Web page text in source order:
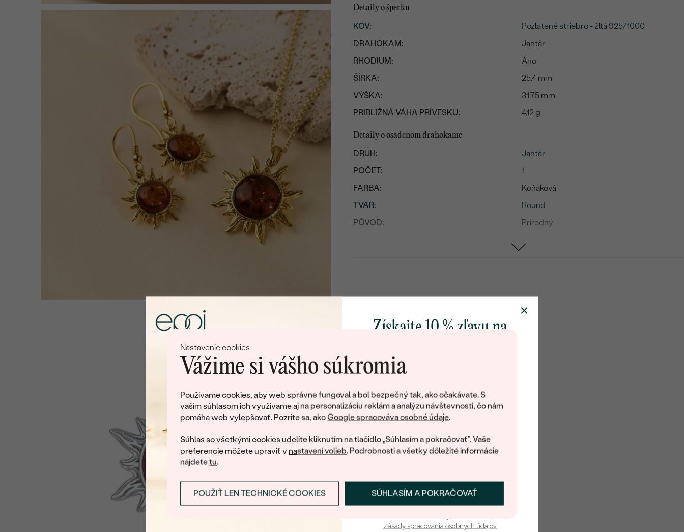
Nastavenie cookies
Vážime si vášho súkromia
Používame cookies, aby web správne fungoval a bol bezpečný tak, ako očakávate. S
vaším súhlasom ich využívame aj na personalizáciu reklám a analýzu návštevnosti, čo nám
pomáha web vylepšovať. Pozrite sa, akoGoogle spracováva osobné údaje.
Súhlas so všetkými cookies udelíte kliknutím na tlačidlo „Súhlasím a pokračovať". Vaše
preferencie môžete upraviť v nastavení volieb. Podrobnosti a všetky dôležité informácie
nájdetetu.
SÚHLASÍM A POKRAČOVAŤ
POUŽIŤ LEN TECHNICKÉ COOKIES
Detaily o šperku
KOV:
Pozlatené striebro - žltá 925/1000
DRAHOKAM:
Jantár
RHODIUM:
Áno
ŠÍRKA:
25.4 mm
VÝŠKA:
31.75 mm
PRIBLIŽNÁ VÁHA PRÍVESKU:
4.12 g
Detaily o osadenom drahokame
DRUH:
Jantár
POČET:
1
FARBA:
Koňaková
TVAR:
Round
PÔVOD:
Prírodný
Získajte 10 % zľavu na
poctivo vyrábaných šperkov Eppi.
Ako darček na privítanie vám
obratom pošleme zľavový kód na
Prihlásiť sa a získať zľavu
Zásady spracovania osobných údajov